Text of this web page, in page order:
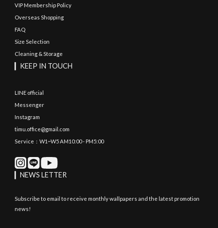
VIP Membership Policy
Overseas Shopping
FAQ
Size Selection
Cleaning & Storage
▎KEEP IN TOUCH
LINE official
Messenger
Instagram
timu.office@gmail.com
Service：W1~W5 AM10:00 - PM5:00
▎NEWS LETTER
Subscribe to email to receive monthly wallpapers and the latest promotion
news!